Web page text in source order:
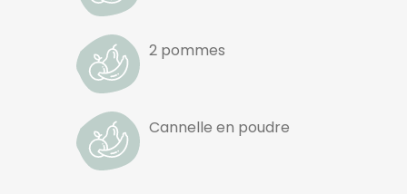
2 pommes
Cannelle en poudre